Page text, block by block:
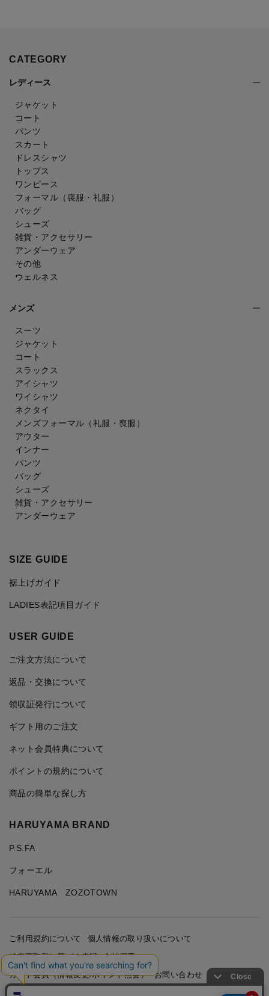
CATEGORY
レディース
ジャケット
コート
パンツ
スカート
ドレスシャツ
トップス
ワンピース
フォーマル（喪服・礼服）
バッグ
シューズ
雑貨・アクセサリー
アンダーウェア
その他
ウェルネス
メンズ
スーツ
ジャケット
コート
スラックス
アイシャツ
ワイシャツ
ネクタイ
メンズフォーマル （礼服・喪服）
アウター
インナー
パンツ
バッグ
シューズ
雑貨・アクセサリー
アンダーウェア
SIZE GUIDE
裾上げガイド
LADIES表記項目ガイド
USER GUIDE
ご注文方法について
返品・交換について
領収証発行について
ギフト用のご注文
ネット会員特典について
ポイントの規約について
商品の簡単な探し方
HARUYAMA BRAND
P.S.FA
フォーエル
HARUYAMA ZOZOTOWN
ご利用規約について
個人情報の取り扱いについて
特定商取引に基づく表記
会社概要
カード会員（情報変更/ポイント照会）
お問い合わせ